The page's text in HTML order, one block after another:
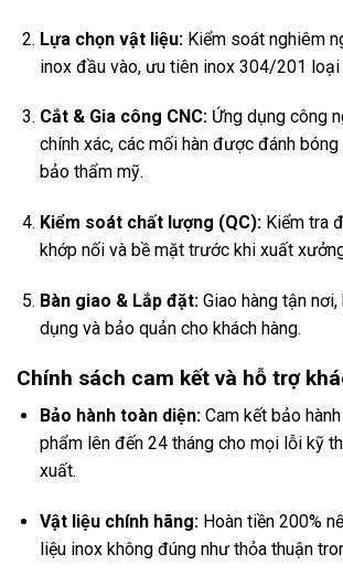
Lựa chọn vật liệu:Kiểm soát nghiêm
inox đầu vào, ưu tiên inox 304/201 loại
Cắt & Gia công CNC:Ứng dụng công
chính xác, các mối hàn được đánh
bảo thẩm mỹ.
Kiểm soát chất lượng (QC):Kiểm tra
khớp nối và bề mặt trước khi xuất
Bàn giao & Lắp đặt:Giao hàng tận
dụng và bảo quản cho khách hàng.
Chính sách cam kết và hỗ trợ
Bảo hành toàn diện:Cam kết bảo
phẩm lên đến 24 tháng cho mọi lỗi kỹ
xuất.
Vật liệu chính hãng:Hoàn tiền 200%
liệu inox không đúng như thỏa thuận